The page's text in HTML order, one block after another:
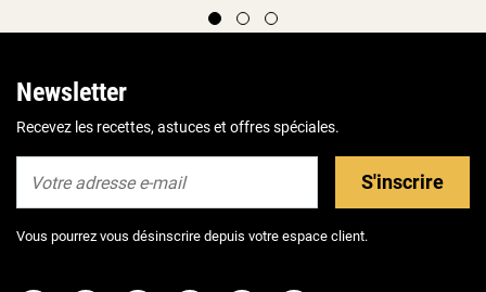
Newsletter
Recevez les recettes, astuces et offres spéciales.
S'inscrire
Vous pourrez vous désinscrire depuis votre espace client.